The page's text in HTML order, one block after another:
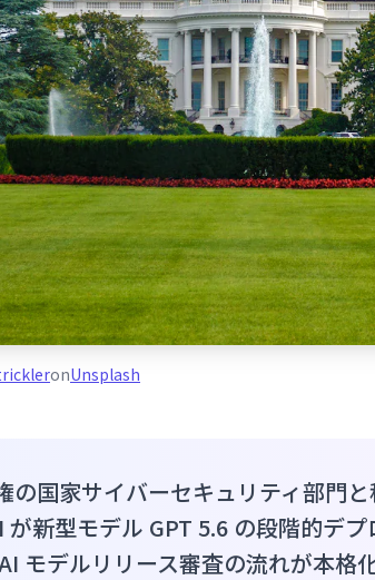
onUnsplash
の国家サイバーセキュリティ部門
新型モデル GPT 5.6 の段階的デプ
モデルリリース審査の流れが本格化